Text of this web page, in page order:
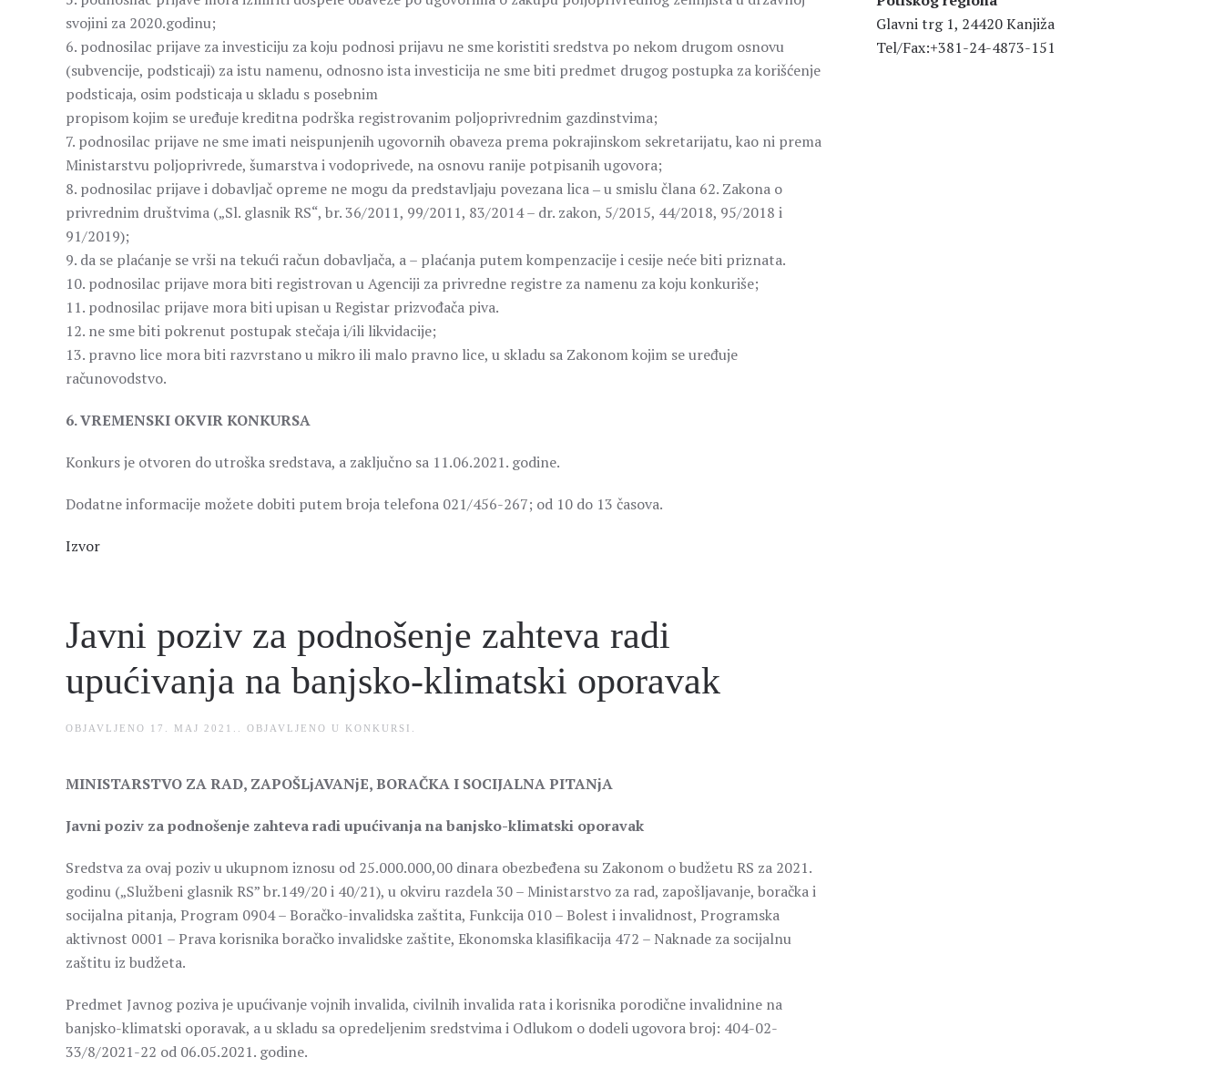
svojini za 2020.godinu;
6. podnosilac prijave za investiciju za koju podnosi prijavu ne sme koristiti sredstva po nekom drugom osnovu
(subvencije, podsticaji) za istu namenu, odnosno ista investicija ne sme biti predmet drugog postupka za korišćenje
podsticaja, osim podsticaja u skladu s posebnim
propisom kojim se uređuje kreditna podrška registrovanim poljoprivrednim gazdinstvima;
7. podnosilac prijave ne sme imati neispunjenih ugovornih obaveza prema pokrajinskom sekretarijatu, kao ni prema
Ministarstvu poljoprivrede, šumarstva i vodoprivede, na osnovu ranije potpisanih ugovora;
8. podnosilac prijave i dobavljač opreme ne mogu da predstavljaju povezana lica ‒ u smislu člana 62. Zakona o
privrednim društvima („Sl. glasnik RS“, br. 36/2011, 99/2011, 83/2014 – dr. zakon, 5/2015, 44/2018, 95/2018 i
91/2019);
9. da se plaćanje se vrši na tekući račun dobavljača, a – plaćanja putem kompenzacije i cesije neće biti priznata.
10. podnosilac prijave mora biti registrovan u Agenciji za privredne registre za namenu za koju konkuriše;
11. podnosilac prijave mora biti upisan u Registar prizvođača piva.
12. ne sme biti pokrenut postupak stečaja i/ili likvidacije;
13. pravno lice mora biti razvrstano u mikro ili malo pravno lice, u skladu sa Zakonom kojim se uređuje
računovodstvo.
6. VREMENSKI OKVIR KONKURSA
Konkurs je otvoren do utroška sredstava, a zaključno sa 11.06.2021. godine.
Dodatne informacije možete dobiti putem broja telefona 021/456-267; od 10 do 13 časova.
Izvor
Javni poziv za podnošenje zahteva radi
upućivanja na banjsko-klimatski oporavak
OBJAVLJENO 17. MAJ 2021. . OBJAVLJENO U KONKURSI
MINISTARSTVO ZA RAD, ZAPOŠLjAVANjE, BORAČKA I SOCIJALNA PITANjA
Javni poziv za podnošenje zahteva radi upućivanja na banjsko-klimatski oporavak
Sredstva za ovaj poziv u ukupnom iznosu od 25.000.000,00 dinara obezbeđena su Zakonom o budžetu RS za 2021.
godinu („Službeni glasnik RS” br.149/20 i 40/21), u okviru razdela 30 – Ministarstvo za rad, zapošljavanje, boračka i
socijalna pitanja, Program 0904 – Boračko-invalidska zaštita, Funkcija 010 – Bolest i invalidnost, Programska
aktivnost 0001 – Prava korisnika boračko invalidske zaštite, Ekonomska klasifikacija 472 – Naknade za socijalnu
zaštitu iz budžeta.
Predmet Javnog poziva je upućivanje vojnih invalida, civilnih invalida rata i korisnika porodične invalidnine na
banjsko-klimatski oporavak, a u skladu sa opredeljenim sredstvima i Odlukom o dodeli ugovora broj: 404-02-
33/8/2021-22 od 06.05.2021. godine.
Glavni trg 1, 24420 Kanjiža
Tel/Fax:+381-24-4873-151